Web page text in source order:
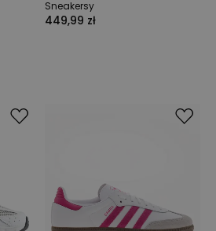
Sneakersy
449,99 zł